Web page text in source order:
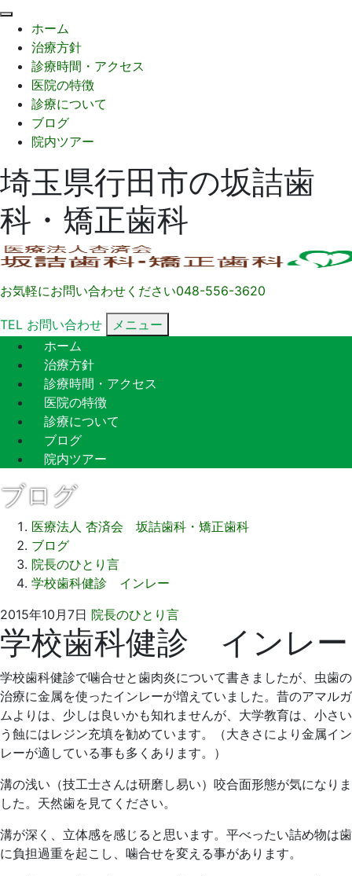
ホーム
治療方針
診療時間・アクセス
医院の特徴
診療について
ブログ
院内ツアー
埼玉県行田市の坂詰歯
科・矯正歯科
お気軽にお問い合わせください048-556-3620
TEL お問い合わせ
メニュー
ホーム
治療方針
診療時間・アクセス
医院の特徴
診療について
ブログ
院内ツアー
ブログ
医療法人 杏済会 坂詰歯科・矯正歯科
ブログ
院長のひとり言
学校歯科健診 インレー
2015年10月7日 院長のひとり言2015
年
10
月
7
日
坂
詰
歯
科
医
院
学校歯科健診 インレー
学校歯科健診で噛合せと歯肉炎について書きましたが、虫歯の
治療に金属を使ったインレーが増えていました。昔のアマルガ
ムよりは、少しは良いかも知れませんが、大学教育は、小さい
う蝕にはレジン充填を勧めています。（大きさにより金属イン
レーが適している事も多くあります。）
溝の浅い（技工士さんは研磨し易い）咬合面形態が気になりま
した。天然歯を見てください。
溝が深く、立体感を感じると思います。平べったい詰め物は歯
に負担過重を起こし、噛合せを変える事があります。